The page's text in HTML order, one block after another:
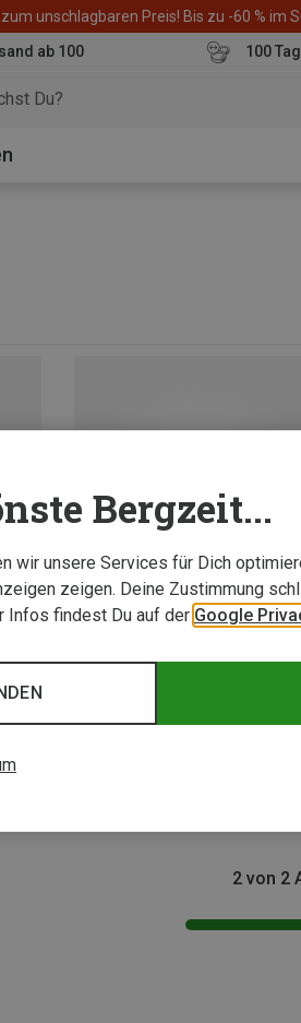
unschlagbaren Preis! Bis zu -60 % im
ab 100
100
2 von 2
Bergzeit...
wir unsere Services für Dich
zeigen. Deine Zustimmung
Infos findest Du auf der Google